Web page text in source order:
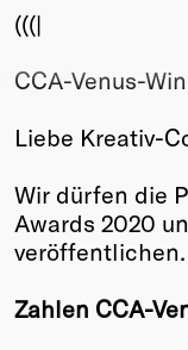
(((|
About
Award
Fair Work
TBD
Upcoming
CCA-Venus-
Liebe Kreativ-
Wir dürfen die
Awards 2020
veröffentlichen.
Zahlen CCA-